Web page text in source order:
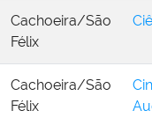
Cachoeira/São
Félix
Cachoeira/São
Félix